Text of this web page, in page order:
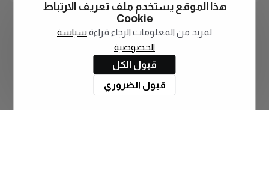
هذا الموقع يستخدم ملف تعريف الارتباط
Cookie
لمزيد من المعلومات الرجاء قراءة سياسة
الخصوصية
قبول الكل
قبول الضروري